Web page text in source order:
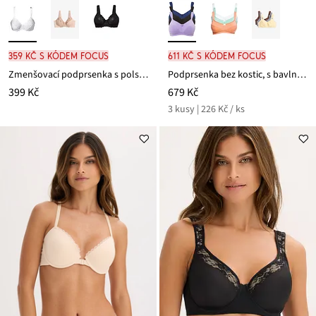
359 Kč s kódem FOCUS
Zmenšovací podprsenka s polstrovanými ramínky
399 Kč
611 Kč s kódem FOCUS
Podprsenka bez kostic, s bavlnou (3 ks v balení)
679 Kč
3 kusy | 226 Kč / ks